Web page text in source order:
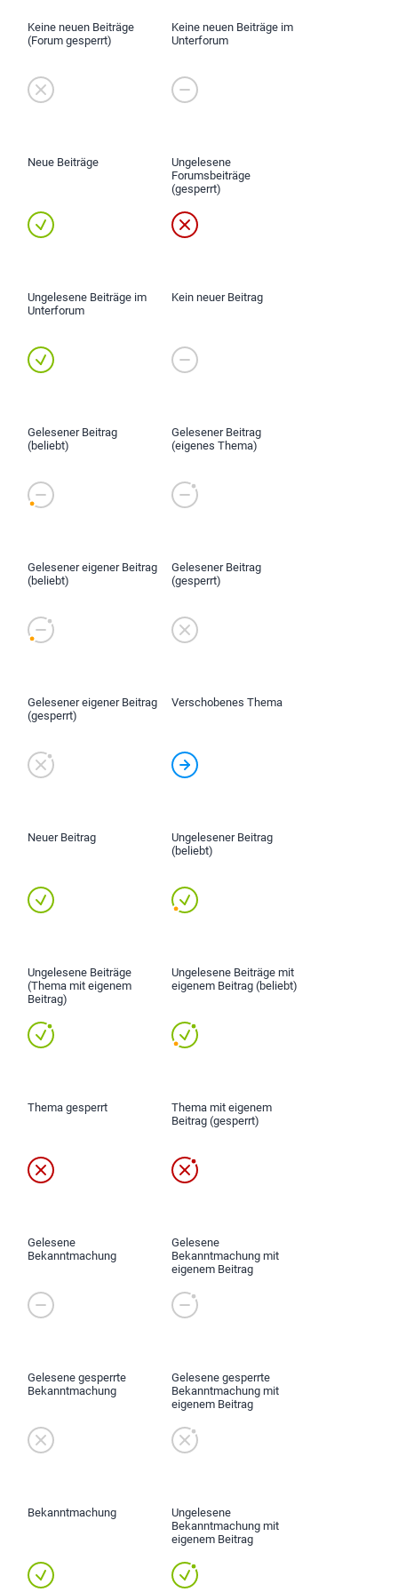
Keine neuen Beiträge
(Forum gesperrt)
Keine neuen Beiträge im
Unterforum
Neue Beiträge
Ungelesene
Forumsbeiträge
(gesperrt)
Ungelesene Beiträge im
Unterforum
Kein neuer Beitrag
Gelesener Beitrag
(beliebt)
Gelesener Beitrag
(eigenes Thema)
Gelesener eigener Beitrag
(beliebt)
Gelesener Beitrag
(gesperrt)
Gelesener eigener Beitrag
(gesperrt)
Verschobenes Thema
Neuer Beitrag
Ungelesener Beitrag
(beliebt)
Ungelesene Beiträge
(Thema mit eigenem
Beitrag)
Ungelesene Beiträge mit
eigenem Beitrag (beliebt)
Thema gesperrt
Thema mit eigenem
Beitrag (gesperrt)
Gelesene
Bekanntmachung
Gelesene
Bekanntmachung mit
eigenem Beitrag
Gelesene gesperrte
Bekanntmachung
Gelesene gesperrte
Bekanntmachung mit
eigenem Beitrag
Bekanntmachung
Ungelesene
Bekanntmachung mit
eigenem Beitrag